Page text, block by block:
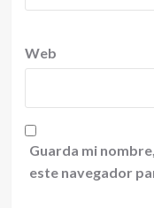
Web
Guarda mi
este navegador